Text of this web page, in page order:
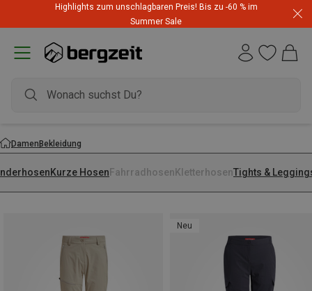
Highlights zum unschlagbaren Preis! Bis zu -60 % im
Summer Sale
DamenBekleidung
Kurze Hosen Fahrradhosen KletterhosenTights &
Neu